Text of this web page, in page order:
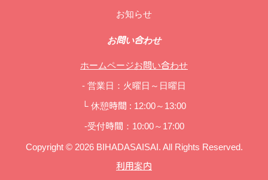
お知らせ
お問い合わせ
ホームページお問い合わせ
- 営業日：火曜日～日曜日
└ 休憩時間 : 12:00～13:00
-受付時間：10:00～17:00
Copyright © 2026 BIHADASAISAI. All Rights Reserved.
利用案内